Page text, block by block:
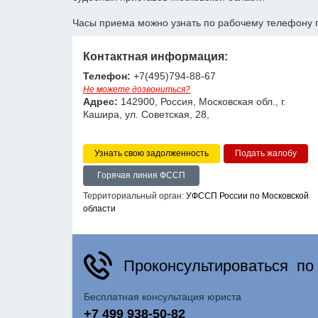
Часы приема можно узнать по рабочему телефону
Контактная информация:
Телефон: +7(495)794-88-67
Не можете дозвониться?
Адрес: 142900, Россия, Московская обл., г.
Кашира, ул. Советская, 28,
Узнать свою задолженность
Горячая линия ФССП
Территориальный орган: УФССП России по Московской
области